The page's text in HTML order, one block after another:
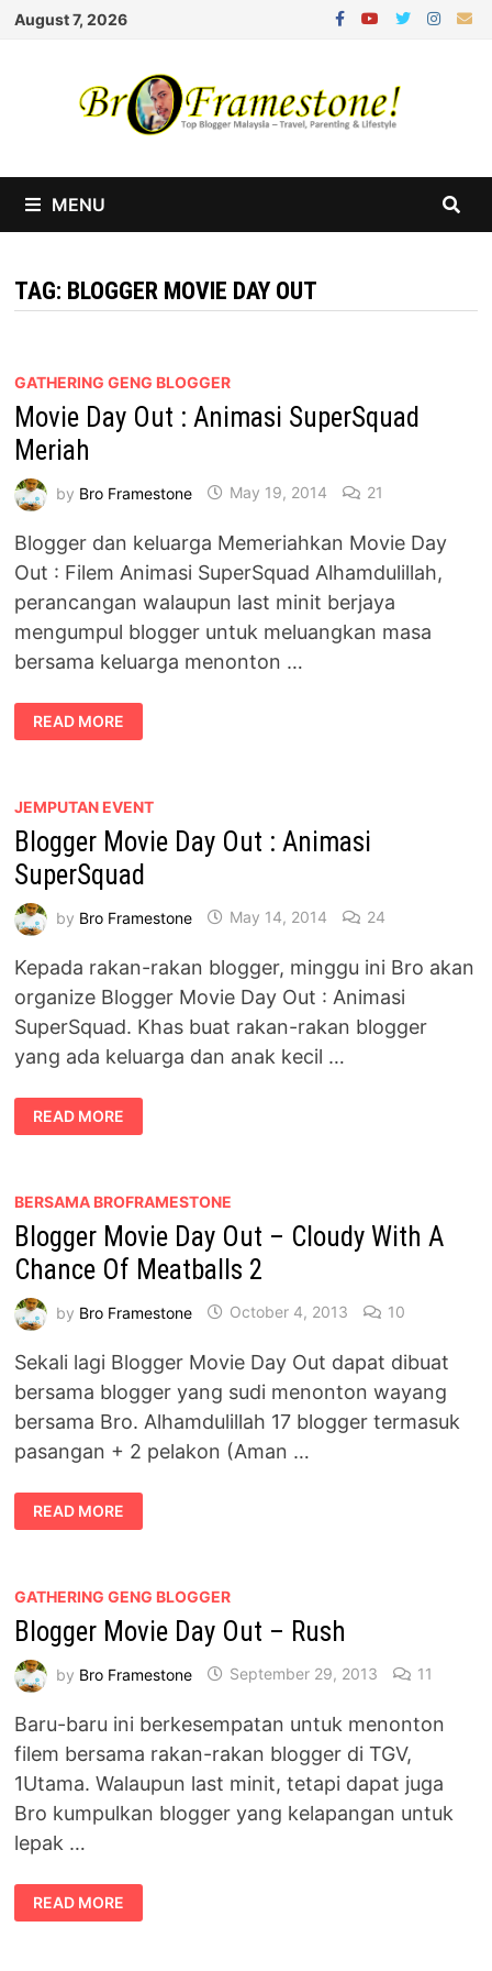
Skip
August 7, 2026
MENU
TAG: BLOGGER MOVIE DAY OUT
GATHERING GENG BLOGGER
Movie Day Out : Animasi SuperSquad
Meriah
by Bro Framestone May 19, 2014 21
Blogger dan keluarga Memeriahkan Movie Day
Out : Filem Animasi SuperSquad Alhamdulillah,
perancangan walaupun last minit berjaya
mengumpul blogger untuk meluangkan masa
bersama keluarga menonton …
MOVIE
DAY
OUT
MERIAH
READ MORE
JEMPUTAN EVENT
Blogger Movie Day Out : Animasi
SuperSquad
by Bro Framestone May 14, 2014 24
Kepada rakan-rakan blogger, minggu ini Bro akan
organize Blogger Movie Day Out : Animasi
SuperSquad. Khas buat rakan-rakan blogger
yang ada keluarga dan anak kecil …
BLOGGER
MOVIE
DAY
SUPERSQUAD
READ MORE
BERSAMA BROFRAMESTONE
Blogger Movie Day Out – Cloudy With A
Chance Of Meatballs 2
by Bro Framestone October 4, 2013 10
Sekali lagi Blogger Movie Day Out dapat dibuat
bersama blogger yang sudi menonton wayang
bersama Bro. Alhamdulillah 17 blogger termasuk
pasangan + 2 pelakon (Aman …
BLOGGER
MOVIE
DAY
WITH
CHANCE
OF
MEATBALLS
2
READ MORE
GATHERING GENG BLOGGER
Blogger Movie Day Out – Rush
by Bro Framestone September 29, 2013 11
Baru-baru ini berkesempatan untuk menonton
filem bersama rakan-rakan blogger di TGV,
1Utama. Walaupun last minit, tetapi dapat juga
Bro kumpulkan blogger yang kelapangan untuk
lepak …
BLOGGER
MOVIE
DAY
READ MORE